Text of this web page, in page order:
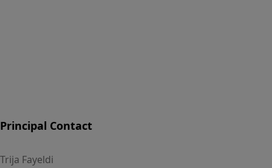
Principal Contact
Trija Fayeldi